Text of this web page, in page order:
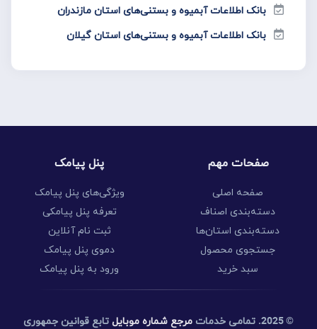
بانک اطلاعات آبمیوه و بستنی‌های استان مازندران
بانک اطلاعات آبمیوه و بستنی‌های استان گیلان
صفحات مهم
صفحه اصلی
دسته‌بندی اصناف
دسته‌بندی استان‌ها
جستجوی محصول
سبد خرید
پنل پیامک
ویژگی‌های پنل پیامک
تعرفه پنل پیامکی
ثبت نام آنلاین
دموی پنل پیامک
ورود به پنل پیامک
© 2025. تمامی خدماتمرجع شماره موبایلتابع قوانین جمهوری